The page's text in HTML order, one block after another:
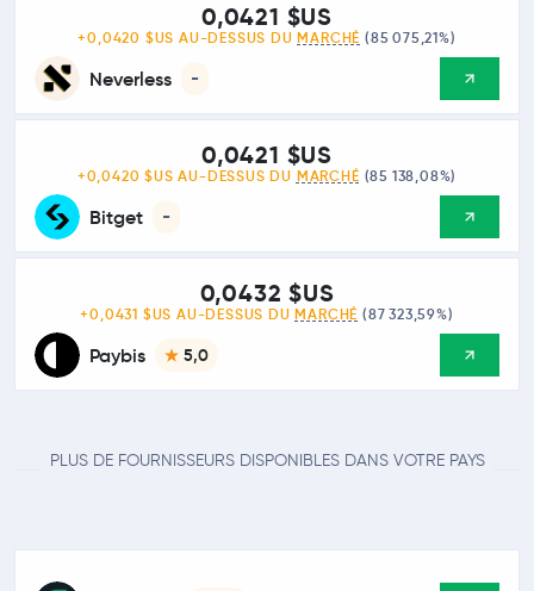
Neverless -
0,0421 $US
+0,0420 $US AU-DESSUS DU MARCHÉ (85 075,21%)
Bitget -
0,0421 $US
+0,0420 $US AU-DESSUS DU MARCHÉ (85 138,08%)
Paybis 5,0
0,0432 $US
+0,0431 $US AU-DESSUS DU MARCHÉ (87 323,59%)
PLUS DE FOURNISSEURS DISPONIBLES DANS VOTRE PAYS